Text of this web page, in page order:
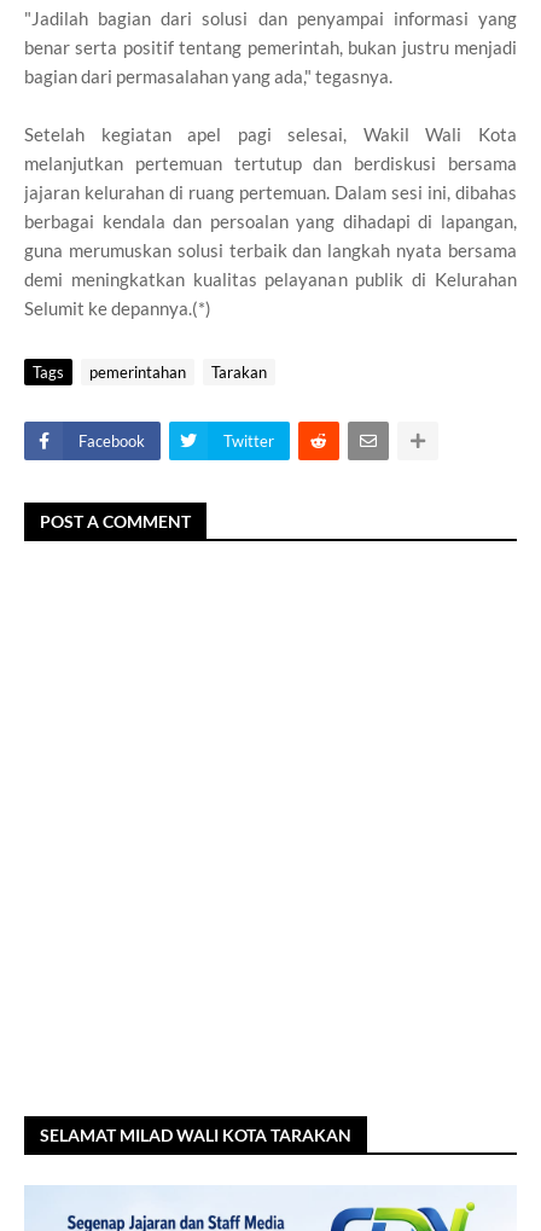
"Jadilah bagian dari solusi dan penyampai informasi yang
benar serta positif tentang pemerintah, bukan justru menjadi
bagian dari permasalahan yang ada," tegasnya.
Setelah kegiatan apel pagi selesai, Wakil Wali Kota
melanjutkan pertemuan tertutup dan berdiskusi bersama
jajaran kelurahan di ruang pertemuan. Dalam sesi ini, dibahas
berbagai kendala dan persoalan yang dihadapi di lapangan,
guna merumuskan solusi terbaik dan langkah nyata bersama
demi meningkatkan kualitas pelayanan publik di Kelurahan
Selumit ke depannya.(*)
Tags pemerintahan Tarakan
Facebook Twitter
POST A COMMENT
SELAMAT MILAD WALI KOTA TARAKAN